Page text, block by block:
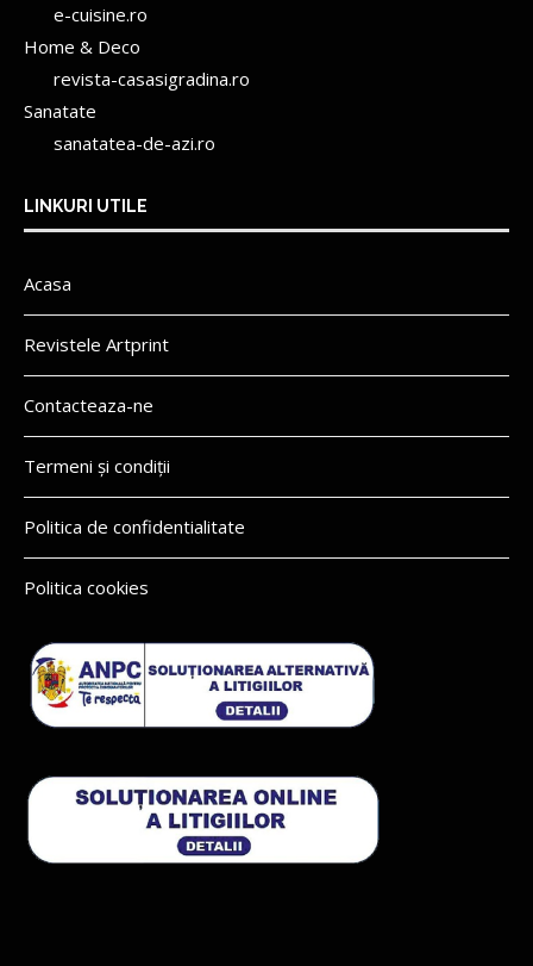
e-cuisine.ro
Home & Deco
revista-casasigradina.ro
Sanatate
sanatatea-de-azi.ro
LINKURI UTILE
Acasa
Revistele Artprint
Contacteaza-ne
Termeni și condiții
Politica de confidentialitate
Politica cookies